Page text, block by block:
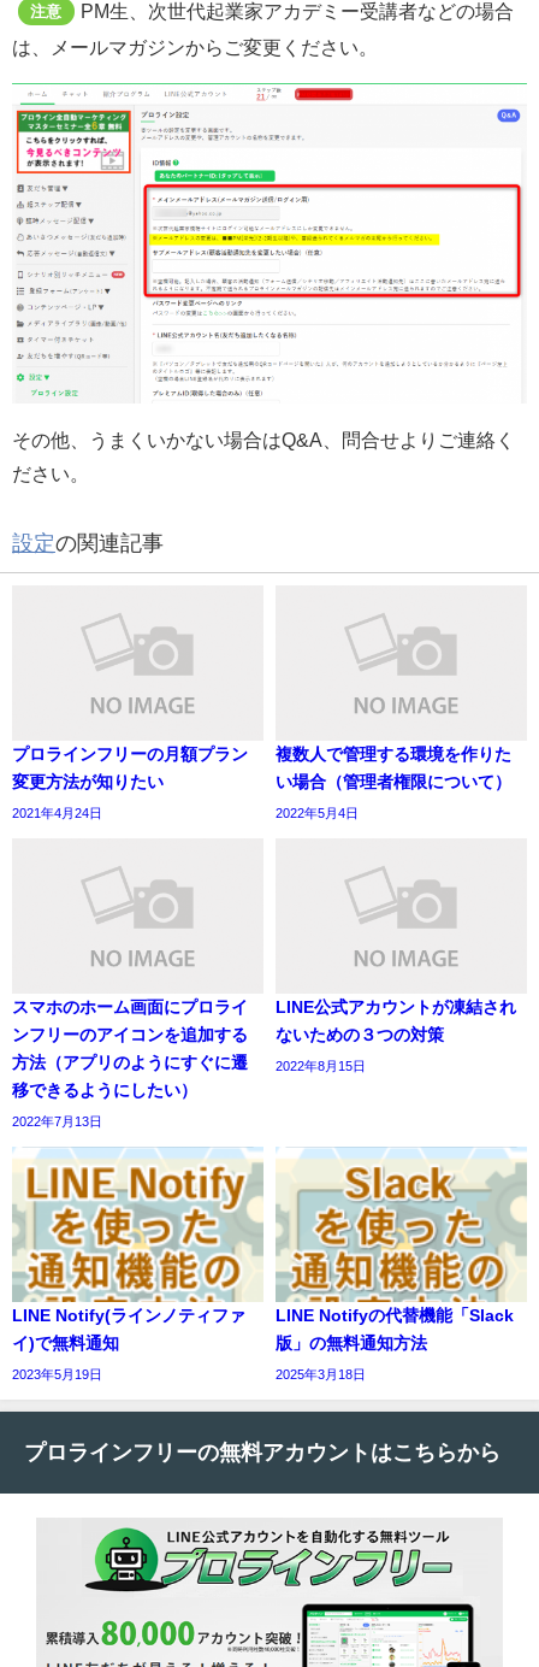
注意
PM生、次世代起業家アカデミー受講者などの場合
は、メールマガジンからご変更ください。
その他、うまくいかない場合はQ&A、問合せよりご連絡く
ださい。
設定の関連記事
プロラインフリーの月額プラン
変更方法が知りたい
2021年4月24日
複数人で管理する環境を作りた
い場合（管理者権限について）
2022年5月4日
スマホのホーム画面にプロライ
ンフリーのアイコンを追加する
方法（アプリのようにすぐに遷
移できるようにしたい）
2022年7月13日
LINE公式アカウントが凍結され
ないための３つの対策
2022年8月15日
LINE Notify(ラインノティファ
イ)で無料通知
2023年5月19日
LINE Notifyの代替機能「Slack
版」の無料通知方法
2025年3月18日
プロラインフリーの無料アカウントはこちらから